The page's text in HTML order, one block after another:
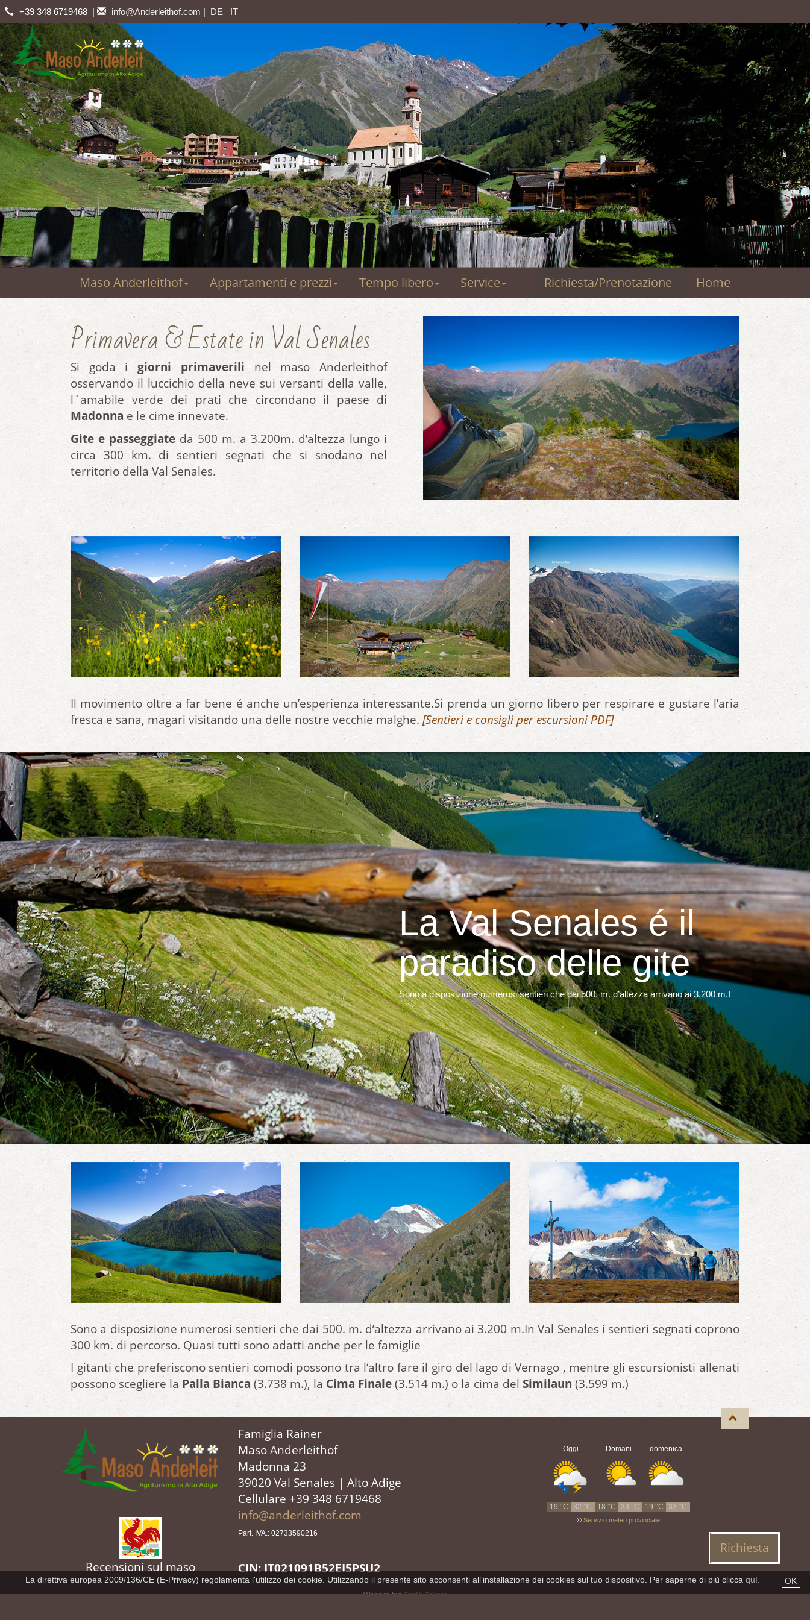
+39 348 6719468 | info@Anderleithof.com | DE IT
Maso Anderleithof Appartamenti e prezzi Tempo libero Service Richiesta/Prenotazione Home
Primavera & Estate in Val Senales
Si goda igiorni primaverili nel maso Anderleithof
osservando il luccichio della neve sui versanti della valle,
l`amabile verde dei prati che circondano il paese di
Madonna e le cime innevate.
Gite e passeggiate da 500 m. a 3.200m. d’altezza lungo i
circa 300 km. di sentieri segnati che si snodano nel
territorio della Val Senales.
Il movimento oltre a far bene é anche un’esperienza interessante.Si prenda un giorno libero per respirare e gustare l’aria
fresca e sana, magari visitando una delle nostre vecchie malghe. [Sentieri e consigli per escursioni PDF]
La Val Senales é il
paradiso delle gite
Sono a disposizione numerosi sentieri che dai 500. m. d’altezza arrivano ai 3.200 m.!
Sono a disposizione numerosi sentieri che dai 500. m. d’altezza arrivano ai 3.200 m.In Val Senales i sentieri segnati coprono
300 km. di percorso. Quasi tutti sono adatti anche per le famiglie
I gitanti che preferiscono sentieri comodi possono tra l‘altro fare il giro del lago di Vernago , mentre gli escursionisti allenati
possono scegliere la Palla Bianca (3.738 m.), la Cima Finale(3.514 m.) o la cima del Similaun (3.599 m.)
Recensioni sul maso
Famiglia Rainer
Maso Anderleithof
Madonna 23
39020 Val Senales | Alto Adige
Cellulare +39 348 6719468
info@anderleithof.com
Part. IVA.: 02733590216
CIN: IT021091B52EI5PSU2
Oggi Domani domenica
© Servizio meteo provinciale
19 °C 32 °C 18 °C 33 °C 19 °C 33 °C
Website by:Grafik Grüner
Richiesta
OK
La direttiva europea 2009/136/CE (E-Privacy) regolamenta l'utilizzo dei cookie. Utilizzando il presente sito acconsenti all'installazione dei cookies sul tuo dispositivo. Per saperne di più clicca quì.